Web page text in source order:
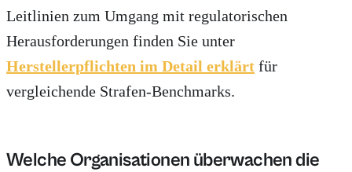
Leitlinien zum Umgang mit regulatorischen
Herausforderungen finden Sie unter
Herstellerpflichten im Detail erklärt für
vergleichende Strafen-Benchmarks.
Welche Organisationen überwachen die